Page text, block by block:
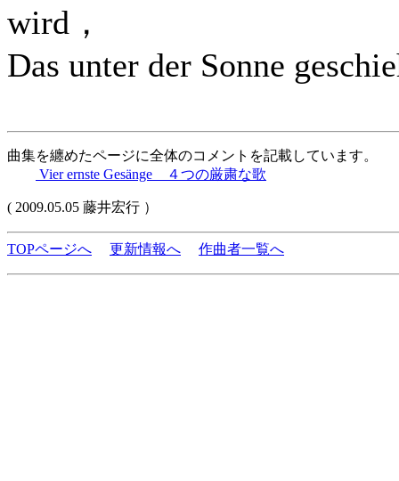
wird，
Das unter der Sonne
曲集を纏めたページに全体のコメントを記載しています。
Vier ernste Gesänge ４つの厳粛な歌
( 2009.05.05 藤井宏行 ）
TOPページへ 更新情報へ 作曲者一覧へ